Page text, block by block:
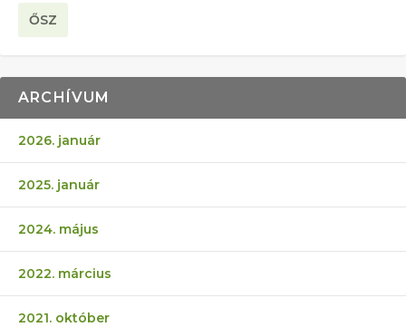
ŐSZ
ARCHÍVUM
2026. január
2025. január
2024. május
2022. március
2021. október